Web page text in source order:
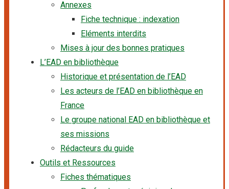
Annexes
Fiche technique : indexation
Eléments interdits
Mises à jour des bonnes pratiques
L’EAD en bibliothèque
Historique et présentation de l’EAD
Les acteurs de l’EAD en bibliothèque en
France
Le groupe national EAD en bibliothèque et
ses missions
Rédacteurs du guide
Outils et Ressources
Fiches thématiques